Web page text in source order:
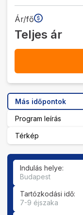
Ár/fő
Teljes ár
Más időpontok
Program leírás
Térkép
Indulás helye:
Budapest
Tartózkodási idő:
7-9 éjszaka